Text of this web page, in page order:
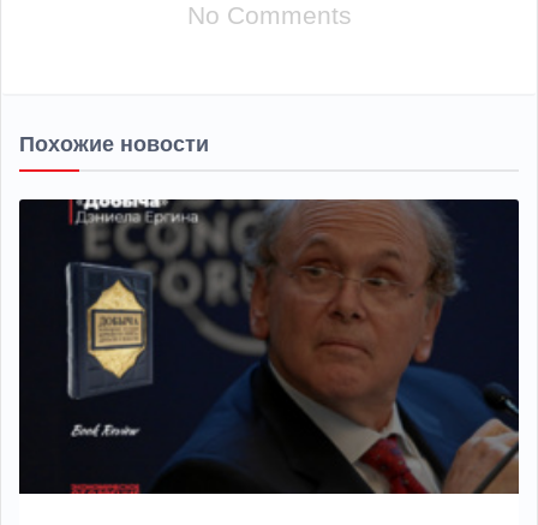
No Comments
Похожие новости